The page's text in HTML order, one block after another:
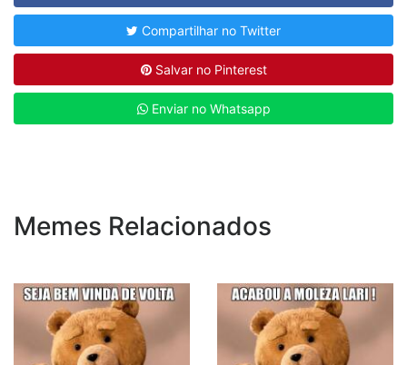
Compartilhar no Twitter
Salvar no Pinterest
Enviar no Whatsapp
Memes Relacionados